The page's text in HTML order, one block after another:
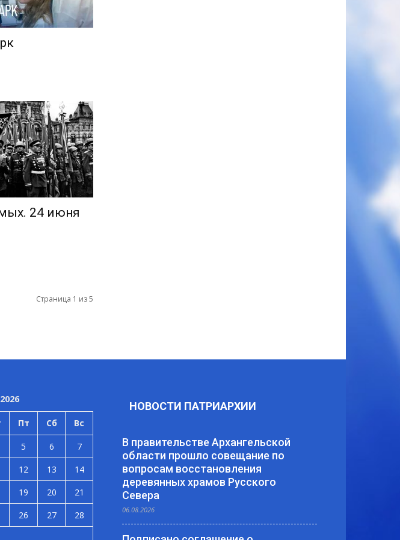
24 июня
Страница 1 из 5
Пт Сб Вс
5 6
7
12 13
14
19 20
21
26 27
28
НОВОСТИ ПАТРИАРХИИ
В правительстве Архангельской
области прошло совещание по
вопросам восстановления
деревянных храмов Русского
Севера
06.08.2026